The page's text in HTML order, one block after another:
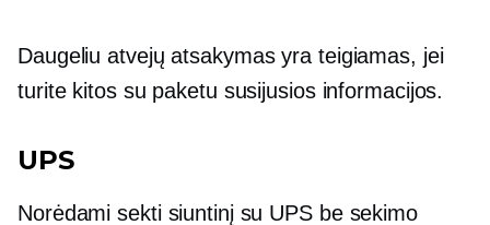
Daugeliu atvejų atsakymas yra teigiamas, jei
turite kitos su paketu susijusios informacijos.
UPS
Norėdami sekti siuntinį su UPS be sekimo